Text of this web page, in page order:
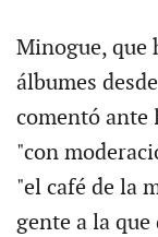
Minogue, que
álbumes
comentó ante
"con
"el café de la
gente a la que